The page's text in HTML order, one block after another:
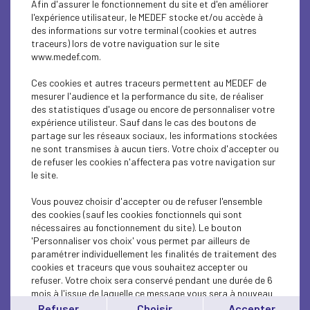
SUSTAINABLE DEVELOPMENT
SUSTAINABLE DEVELOPMENT
INTERNATIONAL - EUROPE
SUSTAINABLE DEVELOPMENT
SOCIAL
INTERNATIONAL - EUROPE
INTERNATIONAL - EUROPE
SUSTAINABLE DEVELOPMENT
ECONOMY
Afin d'assurer le fonctionnement du site et d'en améliorer
l'expérience utilisateur, le MEDEF stocke et/ou accède à
des informations sur votre terminal (cookies et autres
traceurs) lors de votre naviguation sur le site
www.medef.com.
Ces cookies et autres traceurs permettent au MEDEF de
mesurer l'audience et la performance du site, de réaliser
des statistiques d'usage ou encore de personnaliser votre
expérience utilisteur. Sauf dans le cas des boutons de
partage sur les réseaux sociaux, les informations stockées
ne sont transmises à aucun tiers. Votre choix d'accepter ou
de refuser les cookies n'affectera pas votre navigation sur
le site.
Vous pouvez choisir d'accepter ou de refuser l'ensemble
des cookies (sauf les cookies fonctionnels qui sont
nécessaires au fonctionnement du site). Le bouton
'Personnaliser vos choix' vous permet par ailleurs de
paramétrer individuellement les finalités de traitement des
cookies et traceurs que vous souhaitez accepter ou
refuser. Votre choix sera conservé pendant une durée de 6
mois à l'issue de laquelle ce message vous sera à nouveau
affiché..